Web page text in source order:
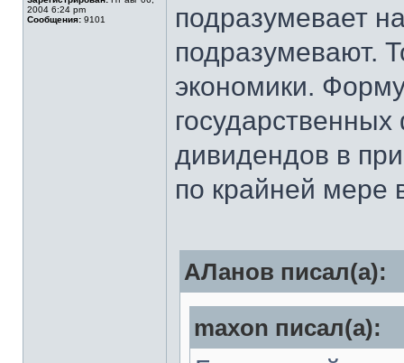
2004 6:24 pm
Сообщения: 9101
подразумевает
подразумевают.
экономики.
дивидендов в
по крайней мере
АЛанов писал(а):
maxon писал(а):